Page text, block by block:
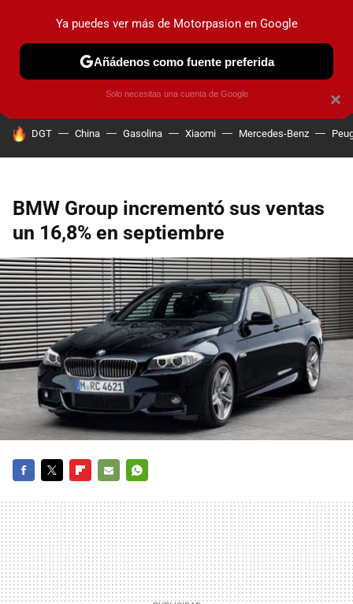
PRUEBAS COCHES ELÉCTRICOS OBSERVATORIO
HOY SE HABLA DE
DGT China Gasolina Xiaomi Mercedes-Benz
BMW Group incrementó sus ventas
un 16,8% en septiembre
MAIL
×
Ya puedes ver más de Motorpasion en Google
Añádenos como fuente preferida
Solo necesitas una cuenta de Google